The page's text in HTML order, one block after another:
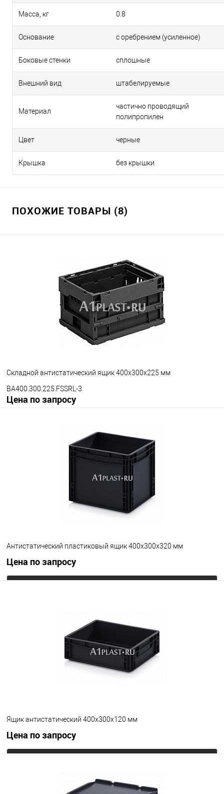
Масса, кг 0.8
Основание с оребрением (усиленное)
Боковые стенки сплошные
Внешний вид штабелируемые
Материал
частично проводящий
полипропилен
Цвет черные
Крышка без крышки
ПОХОЖИЕ ТОВАРЫ (8)
Складной антистатический ящик 400х300х225 мм
BA400.300.225.FSSRL-3
Цена по запросу
Под заказ
Без блокировки
Антистатический пластиковый ящик 400х300х320 мм
Цена по запросу
Ящик антистатический 400х300х120 мм
Цена по запросу
Под заказ